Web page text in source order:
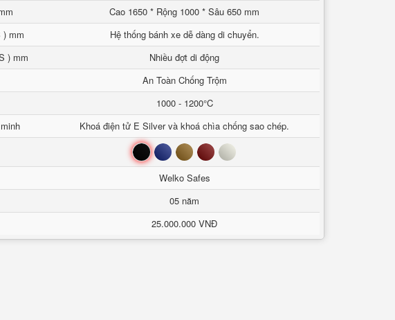
Cao 1650 * Rộng 1000 * Sâu 650 mm
) mm
Hệ thống bánh xe dễ dàng di chuyển.
) mm
Nhiều đợt di động
An Toàn Chống Trộm
1000 - 1200°C
Khoá điện tử E Silver và khoá chìa chống sao chép.
Đen Xanh Nâu Đỏ Trắng
Welko Safes
05 năm
25.000.000 VNĐ